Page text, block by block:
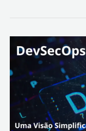
palyer
Lance
Rural